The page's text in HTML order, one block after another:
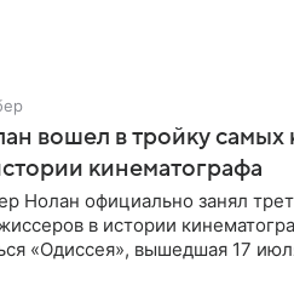
вошел в тройку самых
кинематографа
Нолан официально занял
в истории
«Одиссея», вышедшая 17